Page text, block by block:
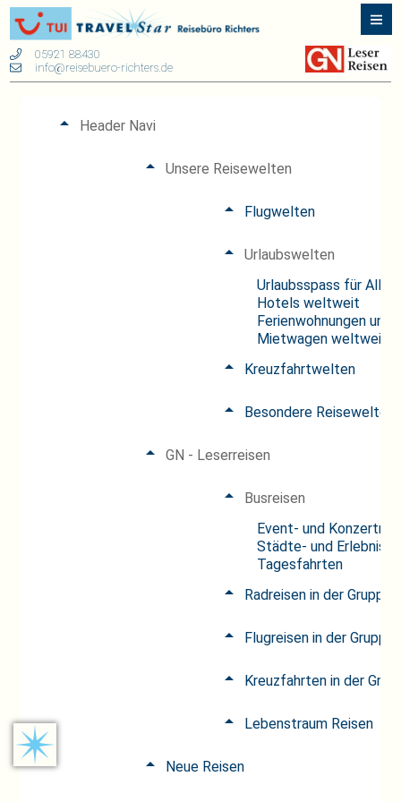
05921 88430
info@reisebuero-richters.de
Header Navi
Unsere Reisewelten
Flugwelten
Urlaubswelten
Urlaubsspass für Alle
Hotels weltweit
Ferienwohnungen und
Mietwagen weltweit
Kreuzfahrtwelten
Besondere Reisewelten
GN - Leserreisen
Busreisen
Event- und
Städte- und
Tagesfahrten
Radreisen in der Gruppe
Flugreisen in der Gruppe
Kreuzfahrten in der
Lebenstraum Reisen
Neue Reisen